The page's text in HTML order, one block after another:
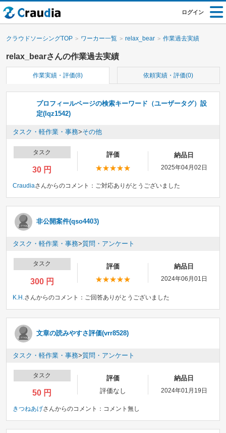
ログイン
クラウドソーシングTOP ワーカー一覧 relax_bear 作業過去実績
relax_bearさんの作業過去実績
作業実績・評価(8) 依頼実績・評価(0)
プロフィールページの検索キーワード（ユーザータグ）設
定(lqz1542)
タスク・軽作業・事務>その他
タスク
30 円
評価 納品日
2025年04月02日
Craudiaさんからのコメント： ご対応ありがとうございました
非公開案件(qso4403)
タスク・軽作業・事務>質問・アンケート
タスク
300 円
評価 納品日
2024年06月01日
K.H. さんからのコメント： ご回答ありがとうございました
文章の読みやすさ評価(vrr8528)
タスク・軽作業・事務>質問・アンケート
タスク
50 円
評価
評価なし
納品日
2024年01月19日
きつねあげさんからのコメント： コメント無し